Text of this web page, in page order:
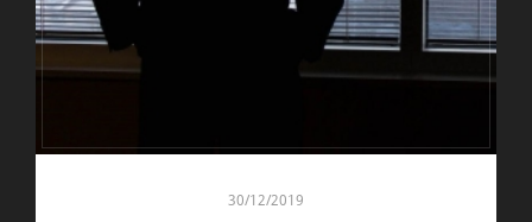
30/12/2019